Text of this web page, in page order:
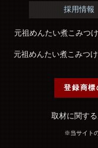
採用情報
元祖めんたい煮こみつ
元祖めんたい煮こみつ
登録商標
取材に関す
※当サイト